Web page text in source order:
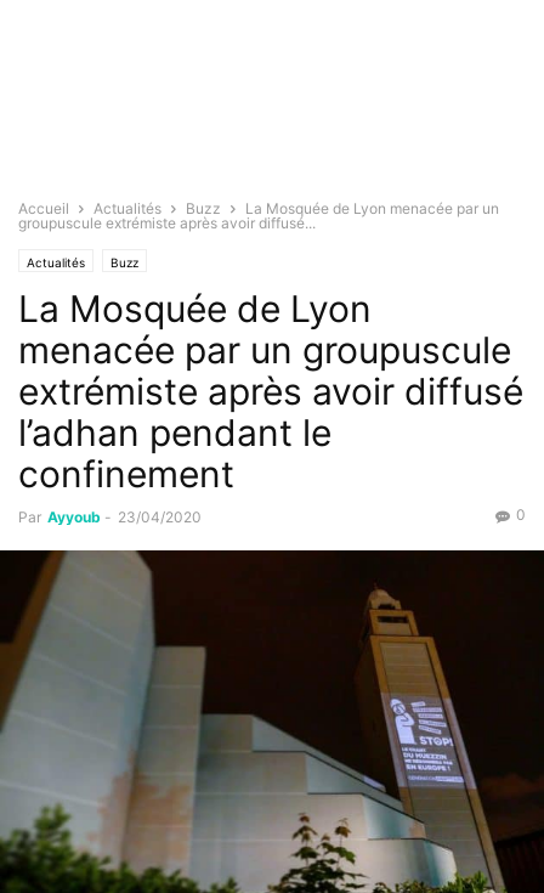
Accueil Actualités Buzz
La Mosquée de Lyon menacée par un
groupuscule extrémiste après avoir diffusé...
Actualités Buzz
La Mosquée de Lyon
menacée par un groupuscule
extrémiste après avoir diffusé
l’adhan pendant le
confinement
Par Ayyoub - 23/04/2020 0